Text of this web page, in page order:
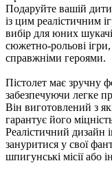
Подаруйте вашій
із цим реалістичним
вибір для юних
сюжетно-рольові
справжніми героями.
Пістолет має зручну
забезпечуючи легке
Він виготовлений з
гарантує його
Реалістичний дизайн
зануритися у свої
шпигунські місії або